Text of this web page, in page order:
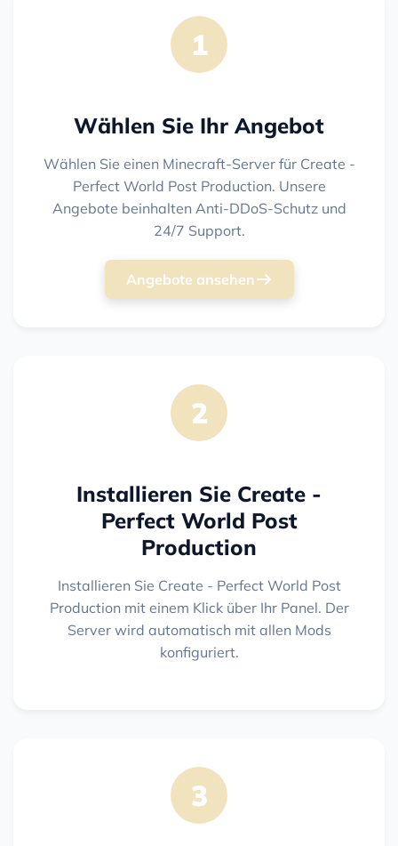
1
Wählen Sie Ihr Angebot
Wählen Sie einen Minecraft-Server für Create -
Perfect World Post Production. Unsere
Angebote beinhalten Anti-DDoS-Schutz und
24/7 Support.
Angebote ansehen
2
Installieren Sie Create -
Perfect World Post
Production
Installieren Sie Create - Perfect World Post
Production mit einem Klick über Ihr Panel. Der
Server wird automatisch mit allen Mods
konfiguriert.
3